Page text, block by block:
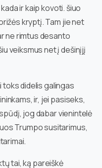
ir kaip kovoti. šiuo
kryptį. Tam jie net
ne rimtus desanto
veiksmus net į dešinįjį
toks didelis galingas
ir, jei pasiseks,
jog dabar vienintelė
Trumpo susitarimus,
tai, ką pareiškė